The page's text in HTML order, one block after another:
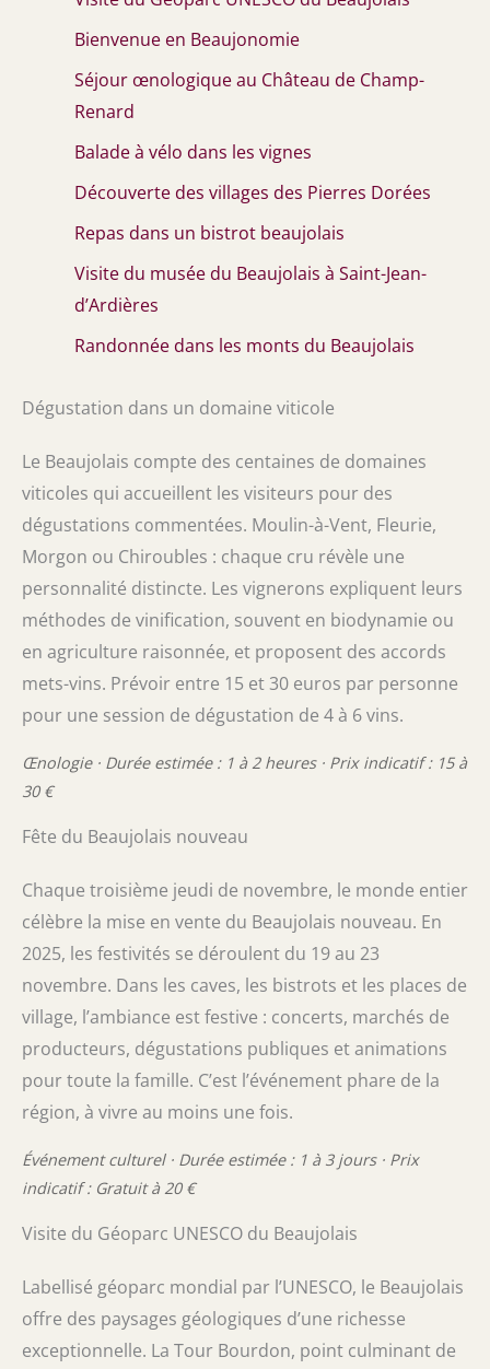
Bienvenue en Beaujonomie
Séjour œnologique au Château de Champ-
Renard
Balade à vélo dans les vignes
Découverte des villages des Pierres Dorées
Repas dans un bistrot beaujolais
Visite du musée du Beaujolais à Saint-Jean-
d’Ardières
Randonnée dans les monts du Beaujolais
Dégustation dans un domaine viticole
Le Beaujolais compte des centaines de domaines
viticoles qui accueillent les visiteurs pour des
dégustations commentées. Moulin-à-Vent, Fleurie,
Morgon ou Chiroubles : chaque cru révèle une
personnalité distincte. Les vignerons expliquent leurs
méthodes de vinification, souvent en biodynamie ou
en agriculture raisonnée, et proposent des accords
mets-vins. Prévoir entre 15 et 30 euros par personne
pour une session de dégustation de 4 à 6 vins.
Œnologie · Durée estimée : 1 à 2 heures · Prix indicatif : 15 à
30 €
Fête du Beaujolais nouveau
Chaque troisième jeudi de novembre, le monde entier
célèbre la mise en vente du Beaujolais nouveau. En
2025, les festivités se déroulent du 19 au 23
novembre. Dans les caves, les bistrots et les places de
village, l’ambiance est festive : concerts, marchés de
producteurs, dégustations publiques et animations
pour toute la famille. C’est l’événement phare de la
région, à vivre au moins une fois.
Événement culturel · Durée estimée : 1 à 3 jours · Prix
indicatif : Gratuit à 20 €
Visite du Géoparc UNESCO du Beaujolais
Labellisé géoparc mondial par l’UNESCO, le Beaujolais
offre des paysages géologiques d’une richesse
exceptionnelle. La Tour Bourdon, point culminant de